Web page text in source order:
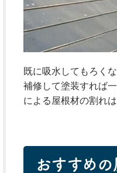
既に吸水してもろく
補修して塗装すれば
による屋根材の割れ
おすすめ